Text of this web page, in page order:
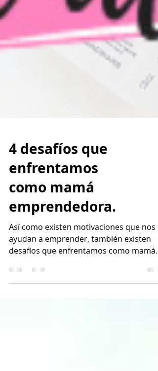
4 desafíos que
enfrentamos
como mamá
emprendedora.
Así como existen motivaciones que nos
ayudan a emprender, también existen
desafíos que enfrentamos como mamá